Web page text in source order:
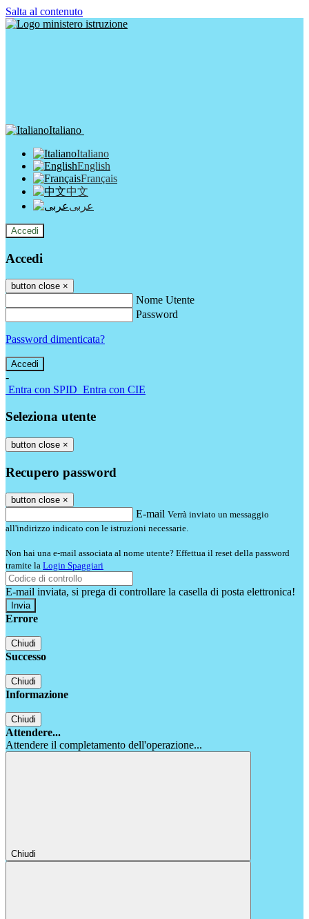
Salta al contenuto
Italiano
Italiano
English
Français
中文
عربى
Accedi
Accedi
button close ×
Nome Utente
Password
Password dimenticata?
-
Entra con SPID Entra con CIE
Seleziona utente
button close ×
Recupero password
button close ×
E-mail Verrà inviato un messaggio
all'indirizzo indicato con le istruzioni necessarie.
Non hai una e-mail associata al nome utente? Effettua il reset della password
tramite la Login Spaggiari
E-mail inviata, si prega di controllare la casella di posta elettronica!
Errore
Chiudi
Successo
Chiudi
Informazione
Chiudi
Attendere...
Attendere il completamento dell'operazione...
Chiudi